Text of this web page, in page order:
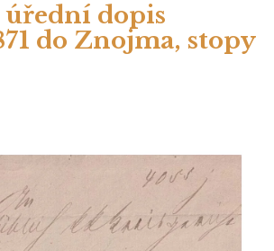
úřední dopis
do Znojma, stopy